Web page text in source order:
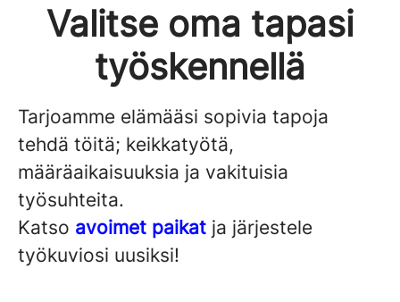
Valitse oma tapasi
työskennellä
Tarjoamme elämääsi sopivia tapoja
tehdä töitä; keikkatyötä,
määräaikaisuuksia ja vakituisia
työsuhteita.
Katso avoimet paikat ja järjestele
työkuviosi uusiksi!